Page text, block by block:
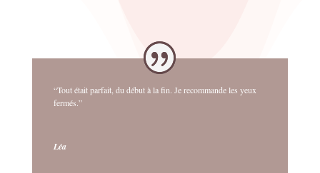
“Tout était parfait, du début à la fin. Je recommande les yeux
fermés.”
Léa